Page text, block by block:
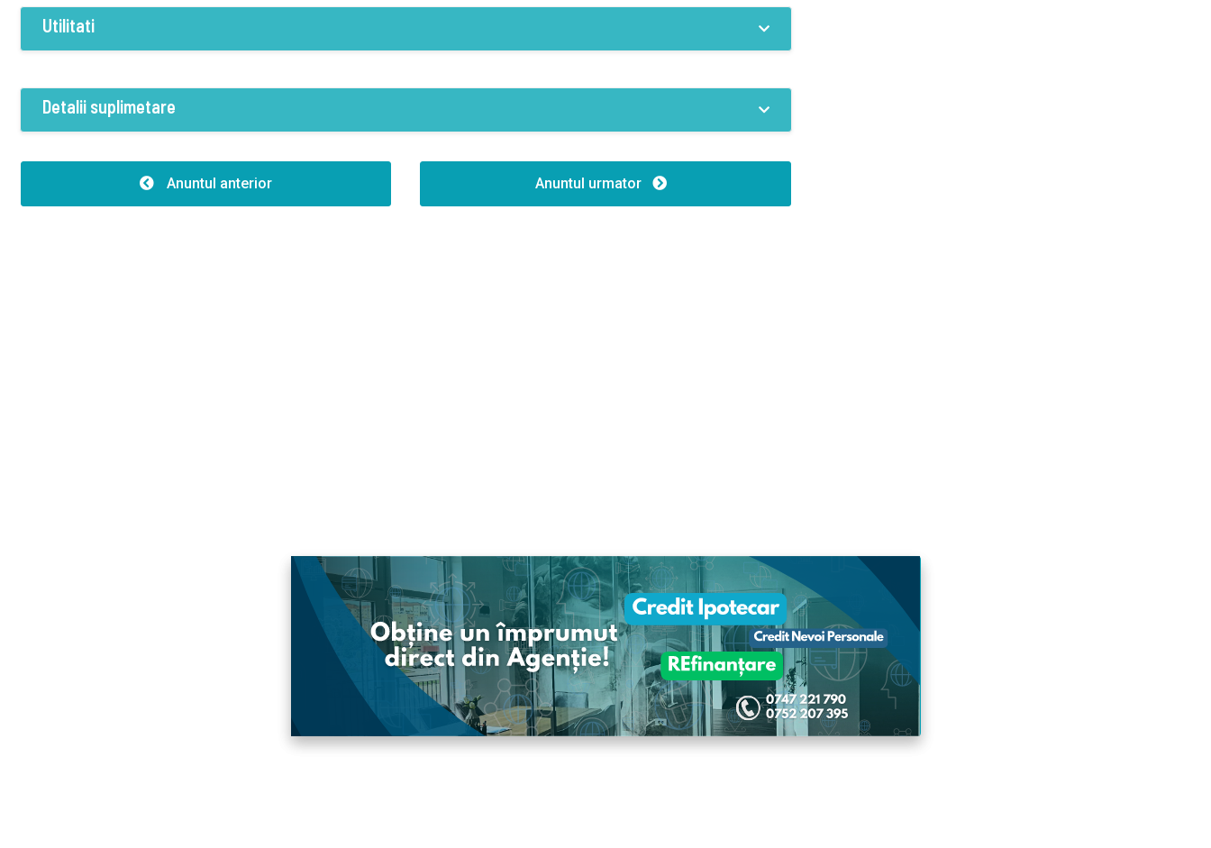
Utilitati
Detalii suplimetare
Clădire er:
Tip clădire:1
Anuntul anterior Anuntul urmator